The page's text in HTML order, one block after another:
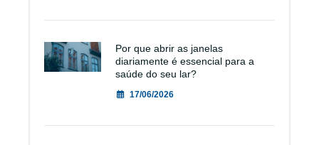
Por que abrir as janelas
diariamente é essencial para a
saúde do seu lar?
17/06/2026